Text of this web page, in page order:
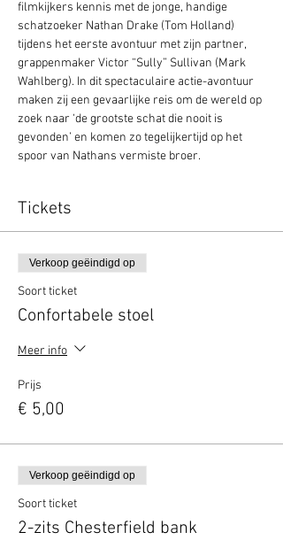
filmkijkers kennis met de jonge, handige
schatzoeker Nathan Drake (Tom Holland)
tijdens het eerste avontuur met zijn partner,
grappenmaker Victor “Sully” Sullivan (Mark
Wahlberg). In dit spectaculaire actie-avontuur
maken zij een gevaarlijke reis om de wereld op
zoek naar ‘de grootste schat die nooit is
gevonden’ en komen zo tegelijkertijd op het
spoor van Nathans vermiste broer.
Tickets
Verkoop geëindigd op
Soort ticket
Confortabele stoel
Meer info
Prijs
€ 5,00
Verkoop geëindigd op
Soort ticket
2-zits Chesterfield bank